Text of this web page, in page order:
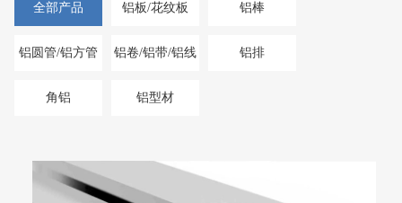
全部产品 铝板/花纹板 铝棒
铝圆管/铝方管 铝卷/铝带/铝线 铝排
角铝 铝型材